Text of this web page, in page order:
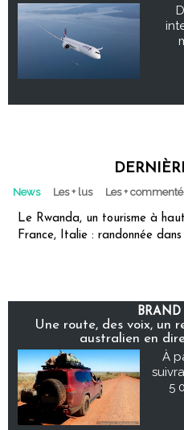
News Les + lus Les +
Le Rwanda, un tourisme à
France, Italie : randonnée
Une route, des voix, un
australien en
À
5